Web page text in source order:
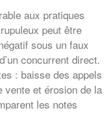
aux pratiques
peut être
sous un faux
concurrent direct.
: baisse des appels
vente et érosion de la
les notes